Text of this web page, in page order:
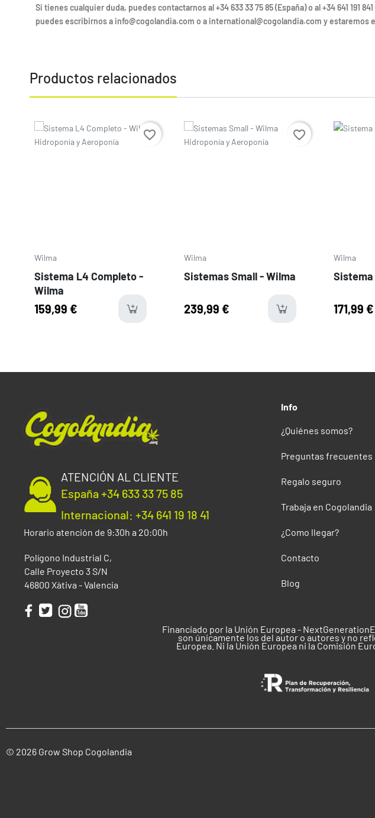
Si tienes cualquier duda, puedes contactarnos al +34 633 33 75 85 (España) o al +34 641 191
puedes escribirnos a info@cogolandia.com o a international@cogolandia.com y estaremos
Productos relacionados
Precio
Wilma
Sistema L4 Completo -
Wilma
159,99 € available
favorite_border Precio
Wilma
Sistemas Small - Wilma
239,99 €
favorite_border Precio
Wilma
Sistema
171,99 €
ATENCIÓN AL CLIENTE
España +34 633 33 75 85
Internacional: +34 641 19 18 41
Horario atención de 9:30h a 20:00h
Polígono Industrial C,
Calle Proyecto 3 S/N
46800 Xàtiva - Valencia
Info
¿Quiénes somos?
Preguntas frecuentes
Regalo seguro
Trabaja en Cogolandia
¿Como llegar?
Contacto
Blog
Financiado por la Unión Europea -
son únicamente los del autor o autores y no
Europea. Ni la Unión Europea ni la Comisión
© 2026 Grow Shop Cogolandia